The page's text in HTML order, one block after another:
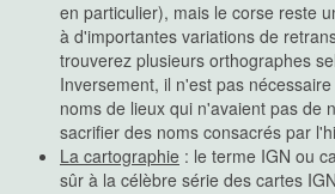
en particulier), mais le corse reste
à d'importantes variations de
trouverez plusieurs orthographes
Inversement, il n'est pas
noms de lieux qui n'avaient pas de
sacrifier des noms consacrés par
La cartographie : le terme IGN ou
sûr à la célèbre série des cartes